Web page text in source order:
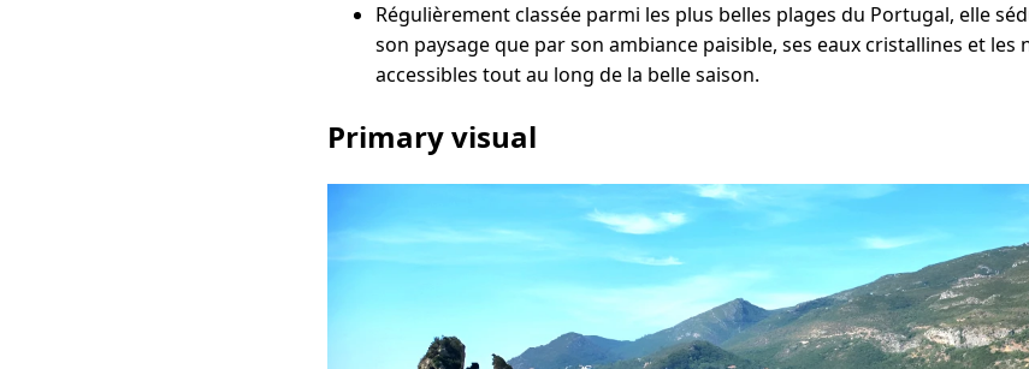
Régulièrement classée parmi les plus belles plages du Portugal, elle
son paysage que par son ambiance paisible, ses eaux cristallines et les
accessibles tout au long de la belle saison.
Primary visual